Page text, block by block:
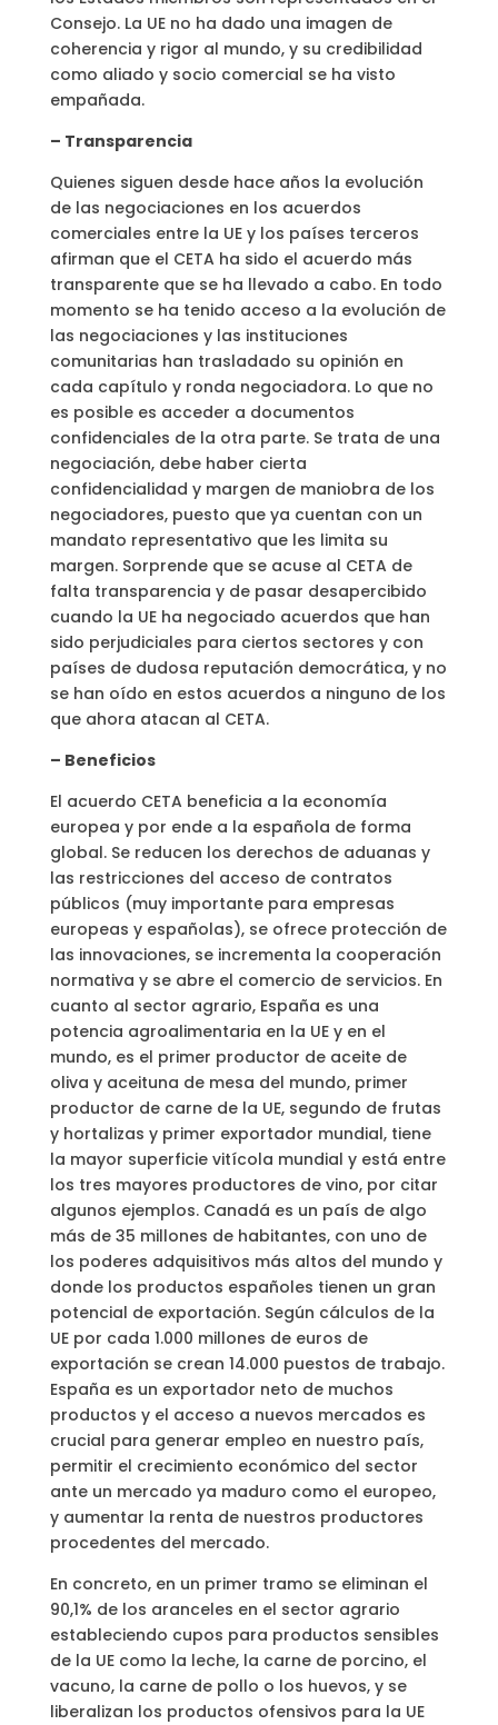
Consejo. La UE no ha dado una imagen de
coherencia y rigor al mundo, y su credibilidad
como aliado y socio comercial se ha visto
empañada.
– Transparencia
Quienes siguen desde hace años la evolución
de las negociaciones en los acuerdos
comerciales entre la UE y los países terceros
afirman que el CETA ha sido el acuerdo más
transparente que se ha llevado a cabo. En todo
momento se ha tenido acceso a la evolución de
las negociaciones y las instituciones
comunitarias han trasladado su opinión en
cada capítulo y ronda negociadora. Lo que no
es posible es acceder a documentos
confidenciales de la otra parte. Se trata de una
negociación, debe haber cierta
confidencialidad y margen de maniobra de los
negociadores, puesto que ya cuentan con un
mandato representativo que les limita su
margen. Sorprende que se acuse al CETA de
falta transparencia y de pasar desapercibido
cuando la UE ha negociado acuerdos que han
sido perjudiciales para ciertos sectores y con
países de dudosa reputación democrática, y no
se han oído en estos acuerdos a ninguno de los
que ahora atacan al CETA.
– Beneficios
El acuerdo CETA beneficia a la economía
europea y por ende a la española de forma
global. Se reducen los derechos de aduanas y
las restricciones del acceso de contratos
públicos (muy importante para empresas
europeas y españolas), se ofrece protección de
las innovaciones, se incrementa la cooperación
normativa y se abre el comercio de servicios. En
cuanto al sector agrario, España es una
potencia agroalimentaria en la UE y en el
mundo, es el primer productor de aceite de
oliva y aceituna de mesa del mundo, primer
productor de carne de la UE, segundo de frutas
y hortalizas y primer exportador mundial, tiene
la mayor superficie vitícola mundial y está entre
los tres mayores productores de vino, por citar
algunos ejemplos. Canadá es un país de algo
más de 35 millones de habitantes, con uno de
los poderes adquisitivos más altos del mundo y
donde los productos españoles tienen un gran
potencial de exportación. Según cálculos de la
UE por cada 1.000 millones de euros de
exportación se crean 14.000 puestos de trabajo.
España es un exportador neto de muchos
productos y el acceso a nuevos mercados es
crucial para generar empleo en nuestro país,
permitir el crecimiento económico del sector
ante un mercado ya maduro como el europeo,
y aumentar la renta de nuestros productores
procedentes del mercado.
En concreto, en un primer tramo se eliminan el
90,1% de los aranceles en el sector agrario
estableciendo cupos para productos sensibles
de la UE como la leche, la carne de porcino, el
vacuno, la carne de pollo o los huevos, y se
liberalizan los productos ofensivos para la UE